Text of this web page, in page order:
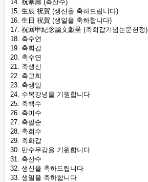
14. 祝傘壽 (축산수)
15. 生辰 祝賀 (생신을 축하드립니다)
16. 生日 祝賀 (생일을 축하합니다)
17. 祝回甲紀念論文獻呈 (축회갑기념논문헌정)
18. 축수연
19. 축회갑
20. 축수연
21. 축생신
22. 축고희
23. 축생일
24. 수복강녕을 기원합니다
25. 축백수
26. 축미수
27. 축팔순
28. 축희수
29. 축화갑
30. 만수무강을 기원합니다
31. 축산수
32. 생신을 축하드립니다
33. 생일을 축하합니다